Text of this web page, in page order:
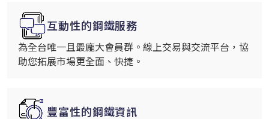
互動性的鋼鐵服務
為全台唯一且最龐大會員群。線上交易與交流平台，協
助您拓展市場更全面、快捷。
豐富性的鋼鐵資訊